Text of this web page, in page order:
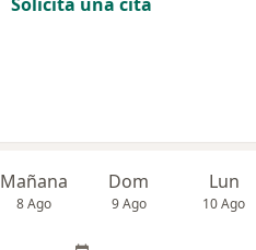
Mañana
8 Ago
Dom
9 Ago
Lun
10 Ago